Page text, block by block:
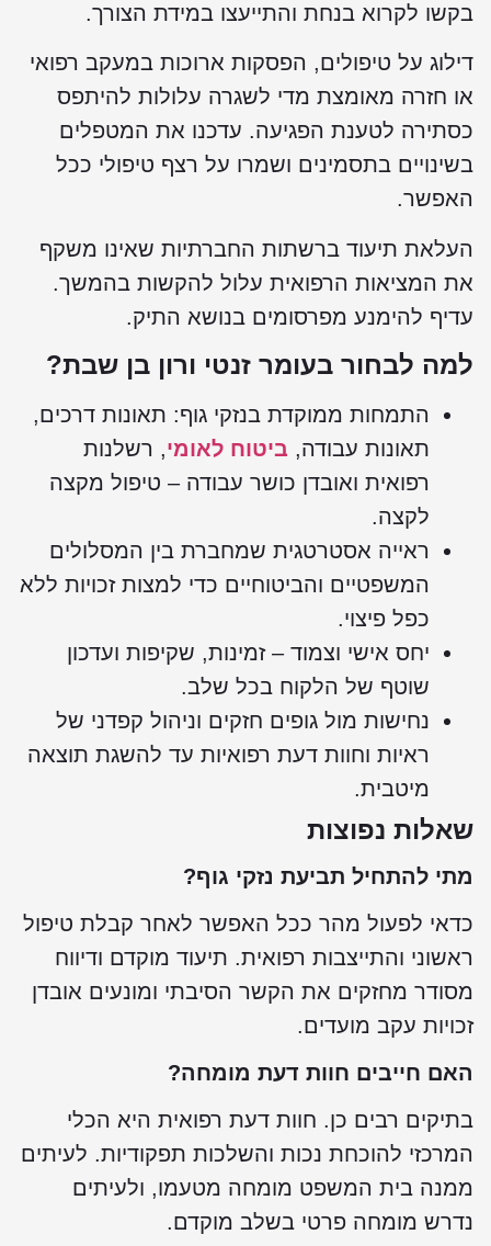
בקשו לקרוא בנחת והתייעצו במידת הצורך.
דילוג על טיפולים, הפסקות ארוכות במעקב רפואי
או חזרה מאומצת מדי לשגרה עלולות להיתפס
כסתירה לטענת הפגיעה. עדכנו את המטפלים
בשינויים בתסמינים ושמרו על רצף טיפולי ככל
האפשר.
העלאת תיעוד ברשתות החברתיות שאינו משקף
את המציאות הרפואית עלול להקשות בהמשך.
עדיף להימנע מפרסומים בנושא התיק.
למה לבחור בעומר זנטי ורון בן שבת?
התמחות ממוקדת בנזקי גוף: תאונות דרכים,
תאונות עבודה,ביטוח לאומי, רשלנות
רפואית ואובדן כושר עבודה – טיפול מקצה
לקצה.
ראייה אסטרטגית שמחברת בין המסלולים
המשפטיים והביטוחיים כדי למצות זכויות ללא
כפל פיצוי.
יחס אישי וצמוד – זמינות, שקיפות ועדכון
שוטף של הלקוח בכל שלב.
נחישות מול גופים חזקים וניהול קפדני של
ראיות וחוות דעת רפואיות עד להשגת תוצאה
מיטבית.
שאלות נפוצות
מתי להתחיל תביעת נזקי גוף?
כדאי לפעול מהר ככל האפשר לאחר קבלת טיפול
ראשוני והתייצבות רפואית. תיעוד מוקדם ודיווח
מסודר מחזקים את הקשר הסיבתי ומונעים אובדן
זכויות עקב מועדים.
האם חייבים חוות דעת מומחה?
בתיקים רבים כן. חוות דעת רפואית היא הכלי
המרכזי להוכחת נכות והשלכות תפקודיות. לעיתים
ממנה בית המשפט מומחה מטעמו, ולעיתים
נדרש מומחה פרטי בשלב מוקדם.